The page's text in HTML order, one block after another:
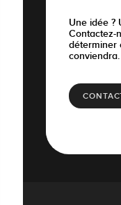
Une idée ?
Contactez-
déterminer
conviendra.